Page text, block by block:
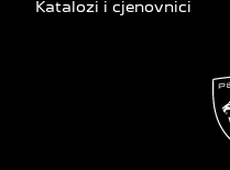
Katalozi i cjenovnici